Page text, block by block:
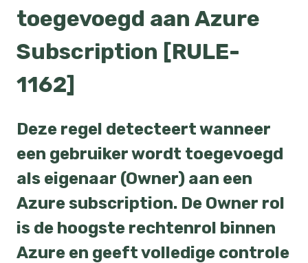
toegevoegd aan Azure
Subscription [RULE-
1162]
Deze regel detecteert wanneer
een gebruiker wordt toegevoegd
als eigenaar (Owner) aan een
Azure subscription. De Owner rol
is de hoogste rechtenrol binnen
Azure en geeft volledige controle